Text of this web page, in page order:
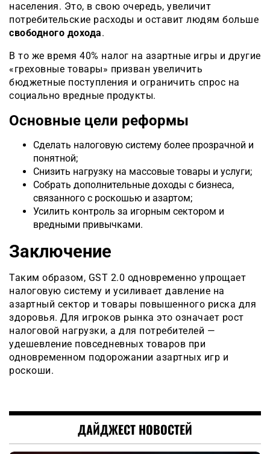
населения. Это, в свою очередь, увеличит
потребительские расходы и оставит людям больше
свободного дохода.
В то же время 40% налог на азартные игры и другие
«греховные товары» призван увеличить
бюджетные поступления и ограничить спрос на
социально вредные продукты.
Основные цели реформы
Сделать налоговую систему более прозрачной и
понятной;
Снизить нагрузку на массовые товары и услуги;
Собрать дополнительные доходы с бизнеса,
связанного с роскошью и азартом;
Усилить контроль за игорным сектором и
вредными привычками.
Заключение
Таким образом, GST 2.0 одновременно упрощает
налоговую систему и усиливает давление на
азартный сектор и товары повышенного риска для
здоровья. Для игроков рынка это означает рост
налоговой нагрузки, а для потребителей —
удешевление повседневных товаров при
одновременном подорожании азартных игр и
роскоши.
ДАЙДЖЕСТ НОВОСТЕЙ